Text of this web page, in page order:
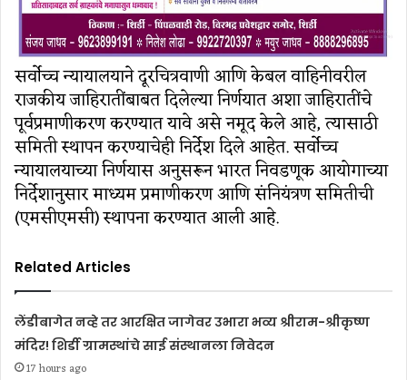
सर्वोच्च न्यायालयाने दूरचित्रवाणी आणि केबल वाहिनीवरील
राजकीय जाहिरातींबाबत दिलेल्या निर्णयात अशा जाहिरातींचे
पूर्वप्रमाणीकरण करण्यात यावे असे नमूद केले आहे, त्यासाठी
समिती स्थापन करण्याचेही निर्देश दिले आहेत. सर्वोच्च
न्यायालयाच्या निर्णयास अनुसरून भारत निवडणूक आयोगाच्या
निर्देशानुसार माध्यम प्रमाणीकरण आणि संनियंत्रण समितीची
(एमसीएमसी) स्थापना करण्यात आली आहे.
Related Articles
लेंडीबागेत नव्हे तर आरक्षित जागेवर उभारा भव्य श्रीराम-श्रीकृष्ण
मंदिर! शिर्डी ग्रामस्थांचे साई संस्थानला निवेदन
17 hours ago